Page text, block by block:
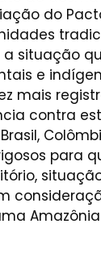
do
situação
e
mais
contra
para